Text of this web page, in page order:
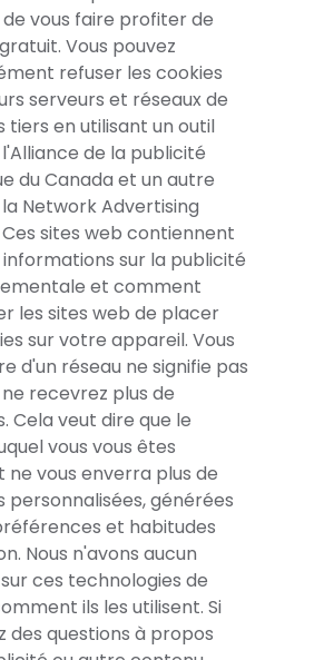
de vous faire profiter de
Vous pouvez
refuser les cookies
serveurs et réseaux de
tiers en utilisant un outil
de la publicité
du Canada et un autre
Network Advertising
sites web contiennent
informations sur la publicité
et comment
les sites web de placer
sur votre appareil. Vous
d'un réseau ne signifie pas
recevrez plus de
Cela veut dire que le
vous vous êtes
ne vous enverra plus de
personnalisées, générées
et habitudes
Nous n'avons aucun
ces technologies de
ils les utilisent. Si
des questions à propos